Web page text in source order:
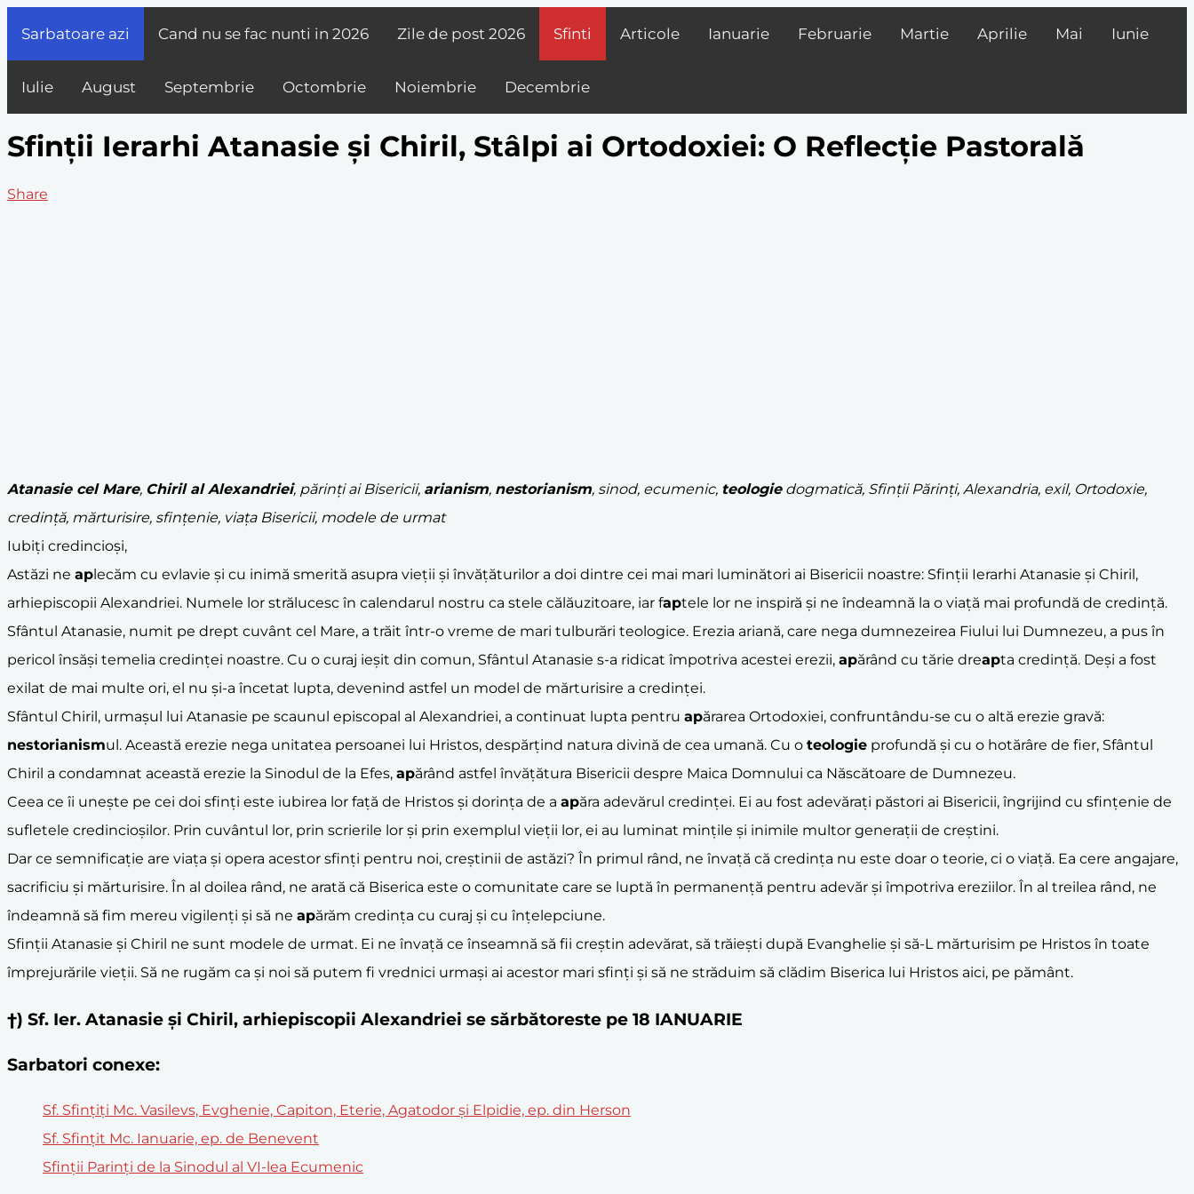
Sarbatoare azi Cand nu se fac nunti in 2026 Zile de post 2026 Sfinti Articole Ianuarie Februarie Martie Aprilie Mai Iunie
Iulie August Septembrie Octombrie Noiembrie Decembrie
Sfinții Ierarhi Atanasie și Chiril, Stâlpi ai Ortodoxiei: O Reflecție Pastorală
Share
Atanasie cel Mare, Chiril al Alexandriei, părinți ai Bisericii, arianism, nestorianism, sinod, ecumenic, teologiedogmatică, Sfinții Părinți, Alexandria, exil, Ortodoxie,
credință, mărturisire, sfințenie, viața Bisericii, modele de urmat
Iubiți credincioși,
Astăzi ne aplecăm cu evlavie și cu inimă smerită asupra vieții și învățăturilor a doi dintre cei mai mari luminători ai Bisericii noastre: Sfinții Ierarhi Atanasie și Chiril,
arhiepiscopii Alexandriei. Numele lor strălucesc în calendarul nostru ca stele călăuzitoare, iar faptele lor ne inspiră și ne îndeamnă la o viață mai profundă de credință.
Sfântul Atanasie, numit pe drept cuvânt cel Mare, a trăit într-o vreme de mari tulburări teologice. Erezia ariană, care nega dumnezeirea Fiului lui Dumnezeu, a pus în
pericol însăși temelia credinței noastre. Cu o curaj ieșit din comun, Sfântul Atanasie s-a ridicat împotriva acestei erezii, apărând cu tărie dreapta credință. Deși a fost
exilat de mai multe ori, el nu și-a încetat lupta, devenind astfel un model de mărturisire a credinței.
Sfântul Chiril, urmașul lui Atanasie pe scaunul episcopal al Alexandriei, a continuat lupta pentru apărarea Ortodoxiei, confruntându-se cu o altă erezie gravă:
nestorianismul. Această erezie nega unitatea persoanei lui Hristos, despărțind natura divină de cea umană. Cu o teologie profundă și cu o hotărâre de fier, Sfântul
Chiril a condamnat această erezie la Sinodul de la Efes, apărând astfel învățătura Bisericii despre Maica Domnului ca Născătoare de Dumnezeu.
Ceea ce îi unește pe cei doi sfinți este iubirea lor față de Hristos și dorința de a apăra adevărul credinței. Ei au fost adevărați păstori ai Bisericii, îngrijind cu sfințenie de
sufletele credincioșilor. Prin cuvântul lor, prin scrierile lor și prin exemplul vieții lor, ei au luminat mințile și inimile multor generații de creștini.
Dar ce semnificație are viața și opera acestor sfinți pentru noi, creștinii de astăzi? În primul rând, ne învață că credința nu este doar o teorie, ci o viață. Ea cere angajare,
sacrificiu și mărturisire. În al doilea rând, ne arată că Biserica este o comunitate care se luptă în permanență pentru adevăr și împotriva ereziilor. În al treilea rând, ne
îndeamnă să fim mereu vigilenți și să ne apărăm credința cu curaj și cu înțelepciune.
Sfinții Atanasie și Chiril ne sunt modele de urmat. Ei ne învață ce înseamnă să fii creștin adevărat, să trăiești după Evanghelie și să-L mărturisim pe Hristos în toate
împrejurările vieții. Să ne rugăm ca și noi să putem fi vrednici urmași ai acestor mari sfinți și să ne străduim să clădim Biserica lui Hristos aici, pe pământ.
†) Sf. Ier. Atanasie şi Chiril, arhiepiscopii Alexandriei se sărbătoreste pe 18 IANUARIE
Sarbatori conexe:
Sf. Sfințiți Mc. Vasilevs, Evghenie, Capiton, Eterie, Agatodor și Elpidie, ep. din Herson
Sf. Sfințit Mc. Ianuarie, ep. de Benevent
Sfinţii Parinţi de la Sinodul al VI-lea Ecumenic